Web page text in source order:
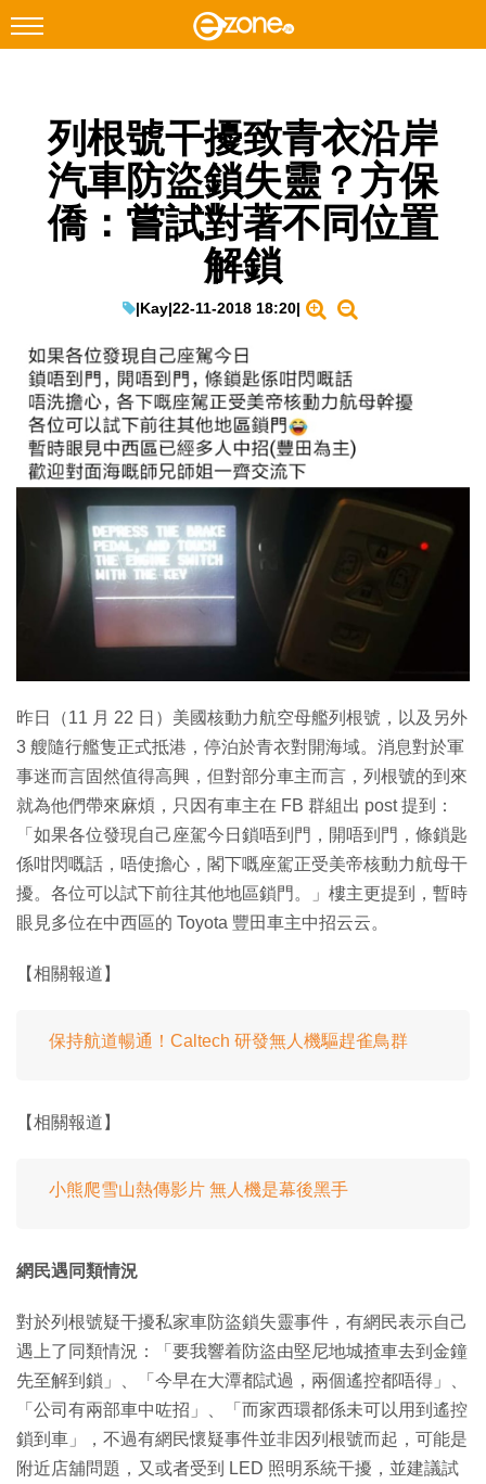
Facebook Instagram
科技焦點
網絡生活
EduTech
IT Times
生成式AI與雲端應用
Enterprise Digital Transformation
列根號干擾致青衣沿岸
汽車防盜鎖失靈？方保
僑：嘗試對著不同位置
解鎖
|Kay|22-11-2018 18:20|
昨日（11 月 22 日）美國核動力航空母艦列根號，以及另外
3 艘隨行艦隻正式抵港，停泊於青衣對開海域。消息對於軍
事迷而言固然值得高興，但對部分車主而言，列根號的到來
就為他們帶來麻煩，只因有車主在 FB 群組出 post 提到：
「如果各位發現自己座駕今日鎖唔到門，開唔到門，條鎖匙
係咁閃嘅話，唔使擔心，閣下嘅座駕正受美帝核動力航母干
擾。各位可以試下前往其他地區鎖門。」樓主更提到，暫時
眼見多位在中西區的 Toyota 豐田車主中招云云。
【相關報道】
保持航道暢通！Caltech 研發無人機驅趕雀鳥群
【相關報道】
小熊爬雪山熱傳影片 無人機是幕後黑手
網民遇同類情況
對於列根號疑干擾私家車防盜鎖失靈事件，有網民表示自己
遇上了同類情況：「要我響着防盜由堅尼地城揸車去到金鐘
先至解到鎖」、「今早在大潭都試過，兩個遙控都唔得」、
「公司有兩部車中咗招」、「而家西環都係未可以用到遙控
鎖到車」，不過有網民懷疑事件並非因列根號而起，可能是
附近店舖問題，又或者受到 LED 照明系統干擾，並建議試